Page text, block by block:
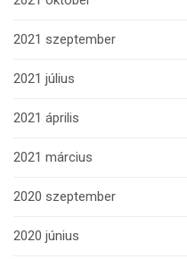
2021 szeptember
2021 július
2021 április
2021 március
2020 szeptember
2020 június